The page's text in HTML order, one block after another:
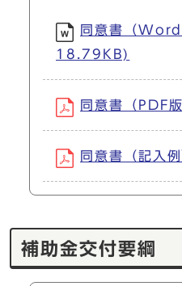
同意書（
18.79KB)
同意書（PDF
同意書（記入
補助金交付要綱